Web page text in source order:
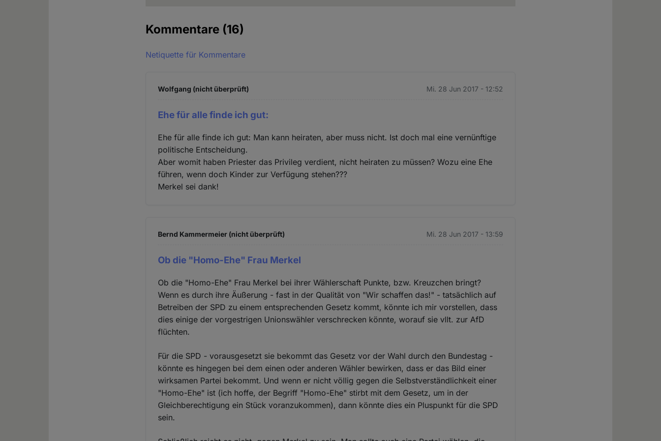
Kommentare (16)
Netiquette für Kommentare
Wolfgang (nicht überprüft) Mi. 28 Jun 2017 - 12:52
Ehe für alle finde ich gut:
Ehe für alle finde ich gut: Man kann heiraten, aber muss nicht. Ist doch mal eine vernünftige
politische Entscheidung.
Aber womit haben Priester das Privileg verdient, nicht heiraten zu müssen? Wozu eine Ehe
führen, wenn doch Kinder zur Verfügung stehen???
Merkel sei dank!
Bernd Kammermeier (nicht überprüft) Mi. 28 Jun 2017 - 13:59
Ob die "Homo-Ehe" Frau Merkel
Ob die "Homo-Ehe" Frau Merkel bei ihrer Wählerschaft Punkte, bzw. Kreuzchen bringt?
Wenn es durch ihre Äußerung - fast in der Qualität von "Wir schaffen das!" - tatsächlich auf
Betreiben der SPD zu einem entsprechenden Gesetz kommt, könnte ich mir vorstellen, dass
dies einige der vorgestrigen Unionswähler verschrecken könnte, worauf sie vllt. zur AfD
flüchten.
Für die SPD - vorausgesetzt sie bekommt das Gesetz vor der Wahl durch den Bundestag -
könnte es hingegen bei dem einen oder anderen Wähler bewirken, dass er das Bild einer
wirksamen Partei bekommt. Und wenn er nicht völlig gegen die Selbstverständlichkeit einer
"Homo-Ehe" ist (ich hoffe, der Begriff "Homo-Ehe" stirbt mit dem Gesetz, um in der
Gleichberechtigung ein Stück voranzukommen), dann könnte dies ein Pluspunkt für die SPD
sein.